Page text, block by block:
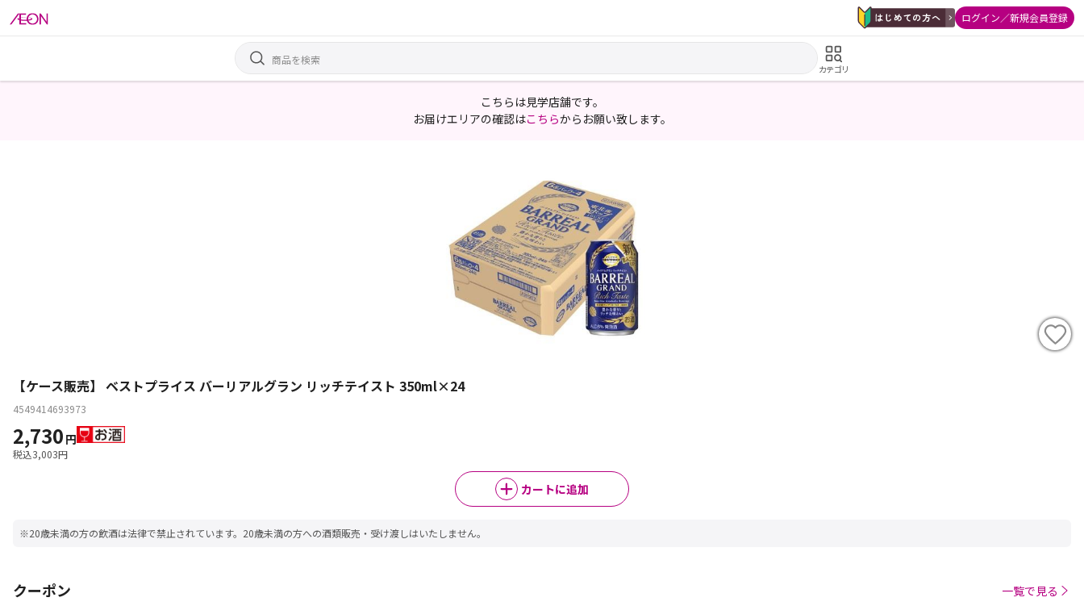
ログイン／新規会員登録
カテゴリ
こちらは見学店舗です。
お届けエリアの確認はこちらからお願い致します。
【ケース販売】 ベストプライス バーリアルグラン リッチテイスト 350ml×24
4549414693973
2,730 円
税込3,003円
カートに追加
※20歳未満の方の飲酒は法律で禁止されています。20歳未満の方への酒類販売・受け渡しはいたしません。
クーポン 一覧で見る